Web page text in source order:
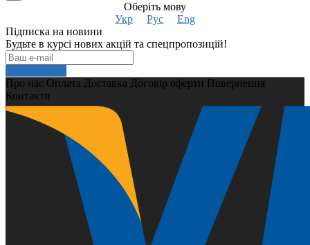
Оберіть мову
Укр
Рус
Eng
Підписка на новини
Будьте в курсі нових акцій та спецпропозицій!
Про нас Оплата Доставка Договір оферти Повернення
Контакти